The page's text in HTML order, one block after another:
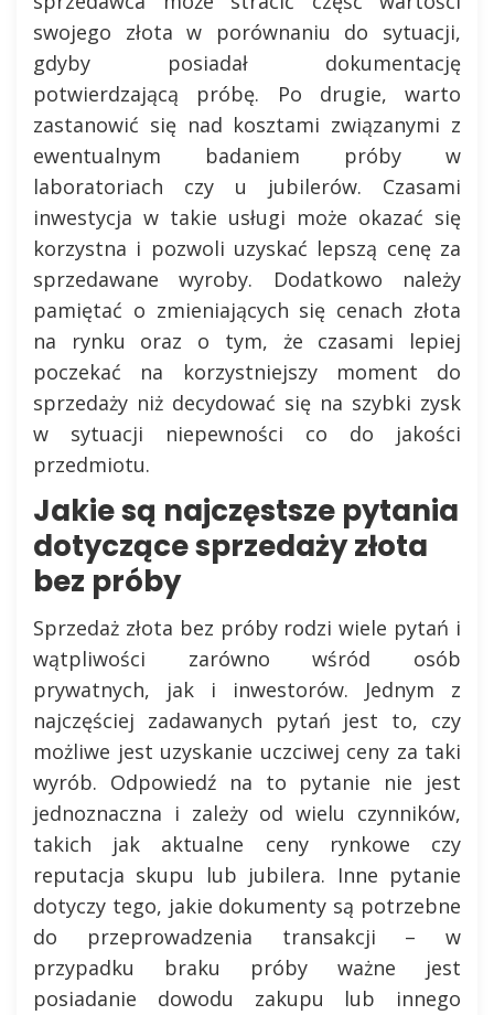
swojego złota w porównaniu do sytuacji,
gdyby posiadał dokumentację
potwierdzającą próbę. Po drugie, warto
zastanowić się nad kosztami związanymi z
ewentualnym badaniem próby w
laboratoriach czy u jubilerów. Czasami
inwestycja w takie usługi może okazać się
korzystna i pozwoli uzyskać lepszą cenę za
sprzedawane wyroby. Dodatkowo należy
pamiętać o zmieniających się cenach złota
na rynku oraz o tym, że czasami lepiej
poczekać na korzystniejszy moment do
sprzedaży niż decydować się na szybki zysk
w sytuacji niepewności co do jakości
przedmiotu.
Jakie są najczęstsze pytania
dotyczące sprzedaży złota
bez próby
Sprzedaż złota bez próby rodzi wiele pytań i
wątpliwości zarówno wśród osób
prywatnych, jak i inwestorów. Jednym z
najczęściej zadawanych pytań jest to, czy
możliwe jest uzyskanie uczciwej ceny za taki
wyrób. Odpowiedź na to pytanie nie jest
jednoznaczna i zależy od wielu czynników,
takich jak aktualne ceny rynkowe czy
reputacja skupu lub jubilera. Inne pytanie
dotyczy tego, jakie dokumenty są potrzebne
do przeprowadzenia transakcji – w
przypadku braku próby ważne jest
posiadanie dowodu zakupu lub innego